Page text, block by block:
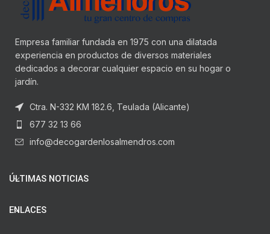
Empresa familiar fundada en 1975 con una dilatada
experiencia en productos de diversos materiales
dedicados a decorar cualquier espacio en su hogar o
jardín.
Ctra. N-332 KM 182.6, Teulada (Alicante)
677 32 13 66
info@decogardenlosalmendros.com
ÚLTIMAS NOTICIAS
ENLACES